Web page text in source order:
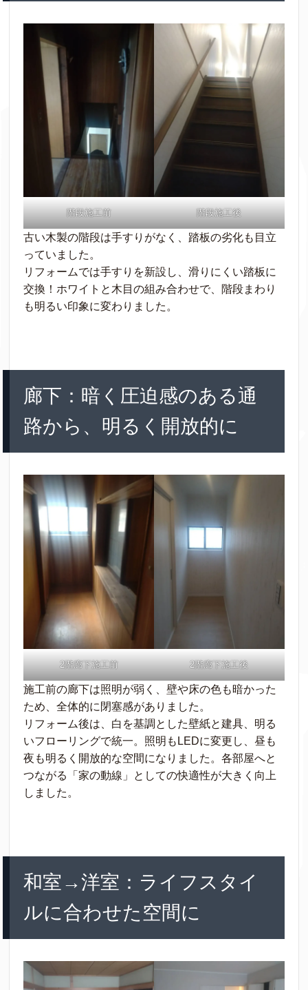
階段施工前 階段施工後
古い木製の階段は手すりがなく、踏板の劣化も目立
っていました。
リフォームでは手すりを新設し、滑りにくい踏板に
交換！ホワイトと木目の組み合わせで、階段まわり
も明るい印象に変わりました。
廊下：暗く圧迫感のある通
路から、明るく開放的に
2階廊下施工前 2階廊下施工後
施工前の廊下は照明が弱く、壁や床の色も暗かった
ため、全体的に閉塞感がありました。
リフォーム後は、白を基調とした壁紙と建具、明る
いフローリングで統一。照明もLEDに変更し、昼も
夜も明るく開放的な空間になりました。各部屋へと
つながる「家の動線」としての快適性が大きく向上
しました。
和室→洋室：ライフスタイ
ルに合わせた空間に